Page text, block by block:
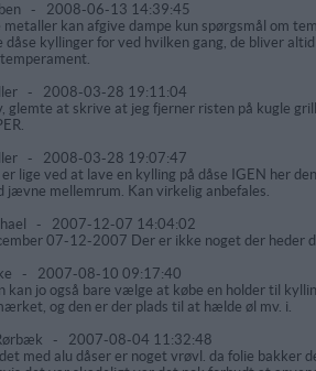
- 2008-06-13 14:39:45
metaller kan afgive dampe kun spørgsmål om
dåse kyllinger for ved hvilken gang, de bliver
- 2008-03-28 19:11:04
glemte at skrive at jeg fjerner risten på kugle
- 2008-03-28 19:07:47
er lige ved at lave en kylling på dåse IGEN her
jævne mellemrum. Kan virkelig anbefales.
- 2007-12-07 14:04:02
07-12-2007 Der er ikke noget der heder
- 2007-08-10 09:17:40
kan jo også bare vælge at købe en holder til
og den er der plads til at hælde øl mv. i.
- 2007-08-04 11:32:48
med alu dåser er noget vrøvl. da folie bakker